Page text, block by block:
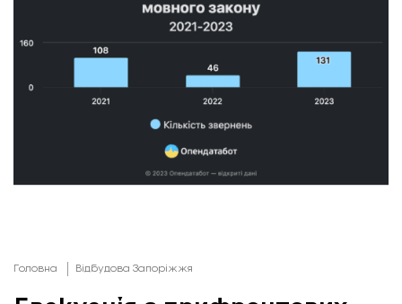
Головна Відбудова Запоріжжя